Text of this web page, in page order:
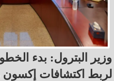
وزير البترول: بدء
لربط اكتشافات